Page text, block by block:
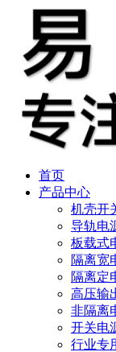
首页
产品中心
机壳开
导轨电
板载式
隔离宽
隔离定
高压输
非隔离
开关电
行业专